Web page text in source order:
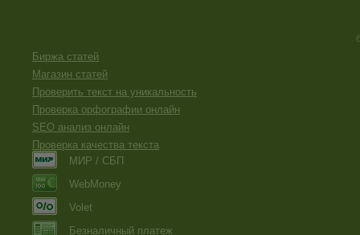
Биржа статей
Магазин статей
Проверить текст на уникальность
Проверка орфографии онлайн
SEO анализ онлайн
Проверка качества текста
МИР / СБП
WebMoney
Volet
Безналичный платеж